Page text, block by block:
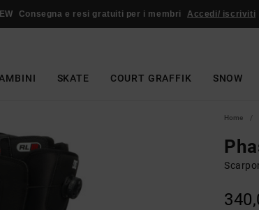
Consegna e resi gratuiti per i membri Accedi/ iscriviti
SKATE COURT GRAFFIK SNOW
Home